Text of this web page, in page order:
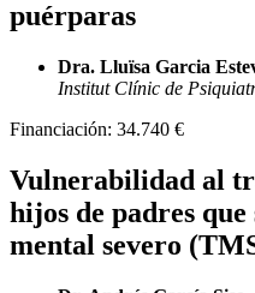
puérparas
Dra. Lluïsa Garcia
Institut Clínic de
Financiación: 34.740 €
Vulnerabilidad al
hijos de padres
mental severo